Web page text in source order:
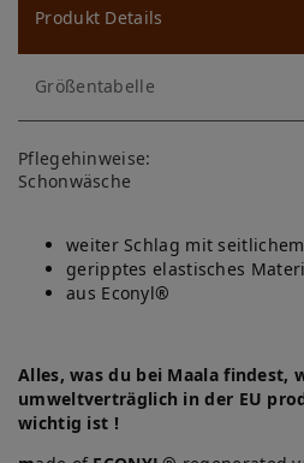
Produkt Details
Größentabelle
Pflegehinweise:
Schonwäsche
weiter Schlag mit
geripptes elastisches
aus Econyl®
Alles, was du bei Maala findest,
umweltverträglich in der EU
wichtig ist !